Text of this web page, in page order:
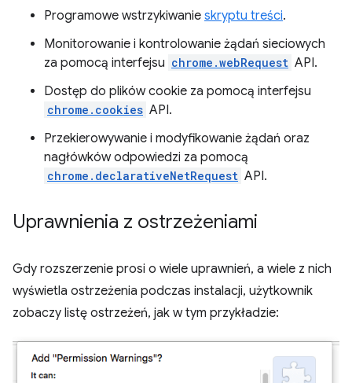
Programowe wstrzykiwanie skryptu treści.
Monitorowanie i kontrolowanie żądań sieciowych
za pomocą interfejsu chrome.webRequest API.
Dostęp do plików cookie za pomocą interfejsu
chrome.cookies API.
Przekierowywanie i modyfikowanie żądań oraz
nagłówków odpowiedzi za pomocą
chrome.declarativeNetRequest API.
Uprawnienia z ostrzeżeniami
Gdy rozszerzenie prosi o wiele uprawnień, a wiele z nich
wyświetla ostrzeżenia podczas instalacji, użytkownik
zobaczy listę ostrzeżeń, jak w tym przykładzie: